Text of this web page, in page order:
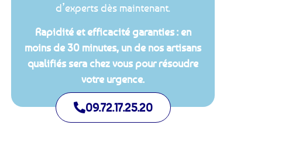
d’experts dès maintenant.
Rapidité et efficacité garanties : en
moins de 30 minutes, un de nos artisans
qualifiés sera chez vous pour résoudre
votre urgence.
09.72.17.25.20